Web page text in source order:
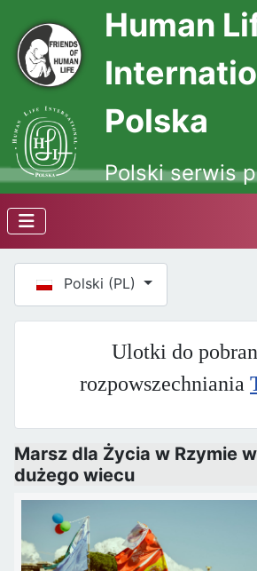
Human
Polska
Polski serwis
Wybierz swój język
Polski (PL)
Ulotki do
rozpowszechniania
Marsz dla Życia w Rzymie
dużego wiecu